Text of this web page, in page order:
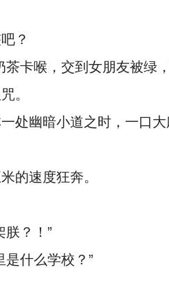
？
卡喉，交到女朋友被绿
。
处幽暗小道之时，一口
的速度狂奔。
朕？！”
什么学校？”